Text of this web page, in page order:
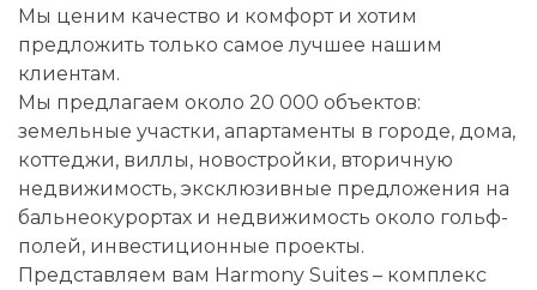
Мы ценим качество и комфорт и хотим
предложить только самое лучшее нашим
клиентам.
Мы предлагаем около 20 000 объектов:
земельные участки, апартаменты в городе, дома,
коттеджи, виллы, новостройки, вторичную
недвижимость, эксклюзивные предложения на
бальнеокурортах и недвижимость около гольф-
полей, инвестиционные проекты.
Представляем вам Harmony Suites – комплекс